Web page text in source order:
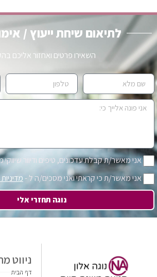
לתיאום שיחת ייעוץ /
השאירו פרטים ואחזור אליכם
אני מאשר/ת קבלת עדכונים, טיפים ודיוור שיווקי
אני מאשר/ת כי קראתי ואני מסכים/ה ל -
נוגה תחזרי אלי
ניווט
דף הבית